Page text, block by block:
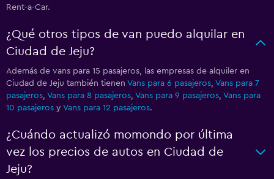
Rent-a-Car.
¿Qué otros tipos de van puedo alquilar en
Ciudad de Jeju?
Además de vans para 15 pasajeros, las empresas de alquiler en
Ciudad de Jeju también tienen Vans para 6 pasajeros Vans para 7
pasajeros Vans para 8 pasajeros Vans para 9 pasajeros Vans para
10 pasajeros y Vans para 12 pasajeros.
¿Cuándo actualizó momondo por última
vez los precios de autos en Ciudad de
Jeju?